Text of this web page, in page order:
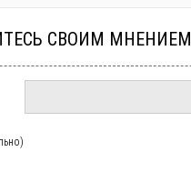
СВОИМ МНЕНИЕМ